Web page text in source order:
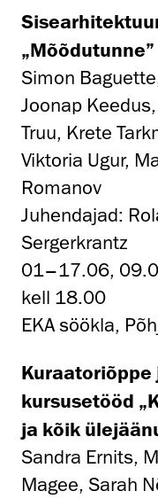
„Mõõdutunne”
Simon
Joonap
Truu, Krete
Viktoria Ugur,
Romanov
Juhendajad:
Sergerkrantz
01–17.06,
kell 18.00
EKA söökla,
Kuraatoriõppe
kursusetööd
ja kõik
Sandra Ernits,
Magee, Sarah